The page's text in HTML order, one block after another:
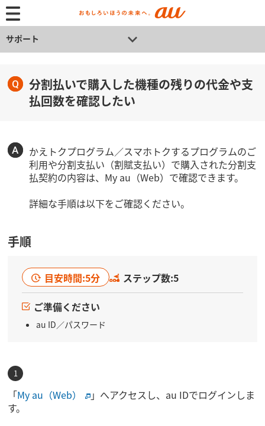
サポート
分割払いで購入した機種の残りの代金や支
払回数を確認したい
かえトクプログラム／スマホトクするプログラムのご
利用や分割支払い（割賦支払い）で購入された分割支
払契約の内容は、My au（Web）で確認できます。
詳細な手順は以下をご確認ください。
手順
目安時間:5分 ステップ数:5
ご準備ください
au ID／パスワード
「My au（Web）
」へアクセスし、au IDでログインしま
す。